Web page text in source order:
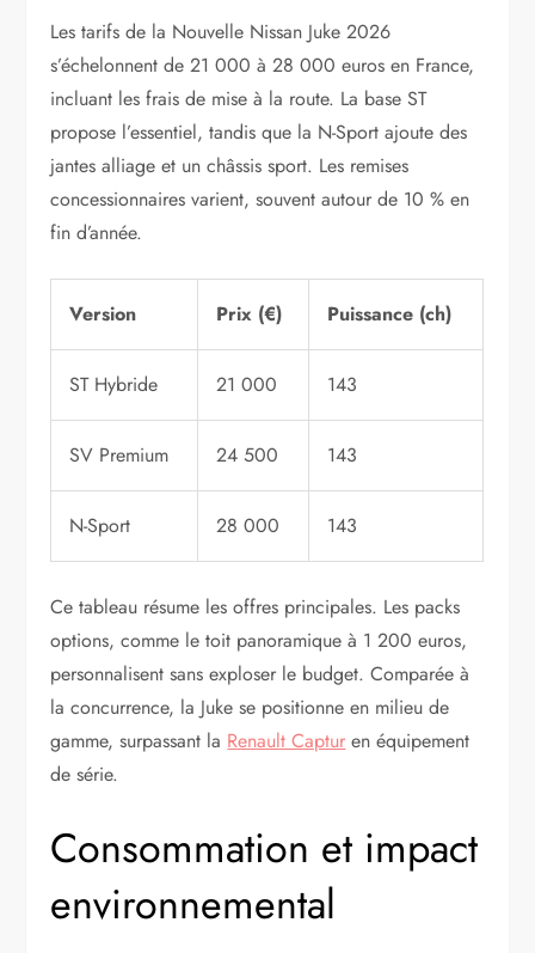
Les tarifs de la Nouvelle Nissan Juke 2026
s’échelonnent de 21 000 à 28 000 euros en France,
incluant les frais de mise à la route. La base ST
propose l’essentiel, tandis que la N-Sport ajoute des
jantes alliage et un châssis sport. Les remises
concessionnaires varient, souvent autour de 10 % en
fin d’année.
Version Prix (€) Puissance (ch)
ST Hybride 21 000 143
SV Premium 24 500 143
N-Sport 28 000 143
Ce tableau résume les offres principales. Les packs
options, comme le toit panoramique à 1 200 euros,
personnalisent sans exploser le budget. Comparée à
la concurrence, la Juke se positionne en milieu de
gamme, surpassant la Renault Captur en équipement
de série.
Consommation et impact
environnemental